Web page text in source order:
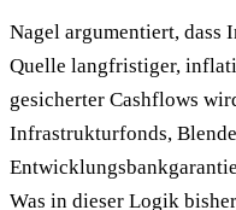
Nagel argumentiert,
Quelle langfristiger,
gesicherter Cashflows
Infrastrukturfonds,
Was in dieser Logik